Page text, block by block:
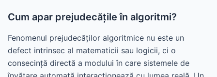
Cum apar prejudecățile în algoritmi?
Fenomenul prejudecăților algoritmice nu este un
defect intrinsec al matematicii sau logicii, ci o
consecință directă a modului în care sistemele de